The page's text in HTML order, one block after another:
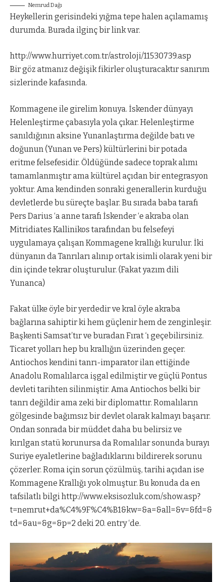
Nemrud Dağı
Heykellerin gerisindeki yığma tepe halen açılamamış
durumda. Burada ilginç bir link var.
http://www.hurriyet.com.tr/astroloji/11530739.asp
Bir göz atmanız değişik fikirler oluşturacaktır sanırım
sizlerinde kafasında.
Kommagene ile girelim konuya. İskender dünyayı
Helenleştirme çabasıyla yola çıkar. Helenleştirme
sanıldığının aksine Yunanlaştırma değilde batı ve
doğunun (Yunan ve Pers) kültürlerini bir potada
eritme felsefesidir. Öldüğünde sadece toprak alımı
tamamlanmıştır ama kültürel açıdan bir entegrasyon
yoktur. Ama kendinden sonraki generallerin kurduğu
devletlerde bu süreçte başlar. Bu sırada baba tarafı
Pers Darius ‘a anne tarafı İskender ‘e akraba olan
Mitridiates Kallinikos tarafından bu felsefeyi
uygulamaya çalışan Kommagene krallığı kurulur. İki
dünyanın da Tanrıları alınıp ortak isimli olarak yeni bir
din içinde tekrar oluşturulur. (Fakat yazım dili
Yunanca)
Fakat ülke öyle bir yerdedir ve kral öyle akraba
bağlarına sahiptir ki hem güçlenir hem de zenginleşir.
Başkenti Samsat’tır ve buradan Fırat ‘ı geçebilirsiniz.
Ticaret yolları hep bu krallığın üzerinden geçer.
Antiochos kendini tanrı-imparator ilan ettiğinde
Anadolu Romalılarca işgal edilmiştir ve güçlü Pontus
devleti tarihten silinmiştir. Ama Antiochos belki bir
tanrı değildir ama zeki bir diplomattır. Romalıların
gölgesinde bağımsız bir devlet olarak kalmayı başarır.
Ondan sonrada bir müddet daha bu belirsiz ve
kırılgan statü korunursa da Romalılar sonunda burayı
Suriye eyaletlerine bağladıklarını bildirerek sorunu
çözerler. Roma için sorun çözülmüş, tarihi açıdan ise
Kommagene Krallığı yok olmuştur. Bu konuda da en
tafsilatlı bilgihttp://www.eksisozluk.com/show.asp?
t=nemrut+da%C4%9F%C4%B1&kw=&a=&all=&v=&fd=&
td=&au=&g=&p=2 deki 20. entry ‘de.